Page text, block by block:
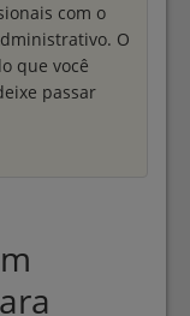
com o
O
que você
passar